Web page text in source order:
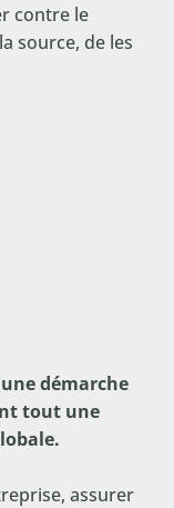
contre le
source, de les
démarche
tout une
assurer